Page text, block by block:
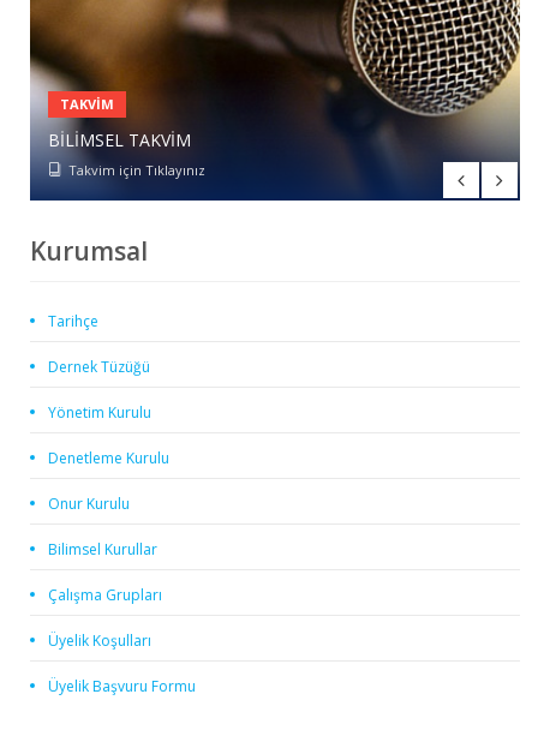
TAKVIM
BILIMSEL TAKVIM
Takvim için Tıklayınız
ÜYELIK BAŞVURUSU
Form için Tıklayınız
Kurumsal
Tarihçe
Dernek Tüzüğü
Yönetim Kurulu
Denetleme Kurulu
Onur Kurulu
Bilimsel Kurullar
Çalışma Grupları
Üyelik Koşulları
Üyelik Başvuru Formu